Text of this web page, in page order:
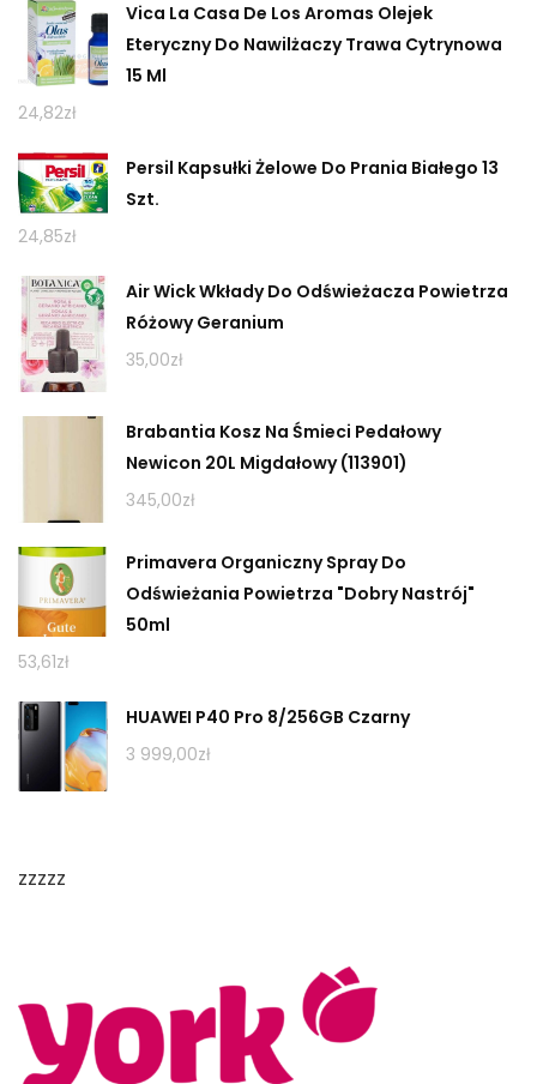
Vica La Casa De Los Aromas Olejek
Eteryczny Do Nawilżaczy Trawa Cytrynowa
15 Ml
24,82zł
Persil Kapsułki Żelowe Do Prania Białego 13
Szt.
24,85zł
Air Wick Wkłady Do Odświeżacza Powietrza
Różowy Geranium
35,00zł
Brabantia Kosz Na Śmieci Pedałowy
Newicon 20L Migdałowy (113901)
345,00zł
Primavera Organiczny Spray Do
Odświeżania Powietrza "Dobry Nastrój"
50ml
53,61zł
HUAWEI P40 Pro 8/256GB Czarny
3 999,00zł
zzzzz